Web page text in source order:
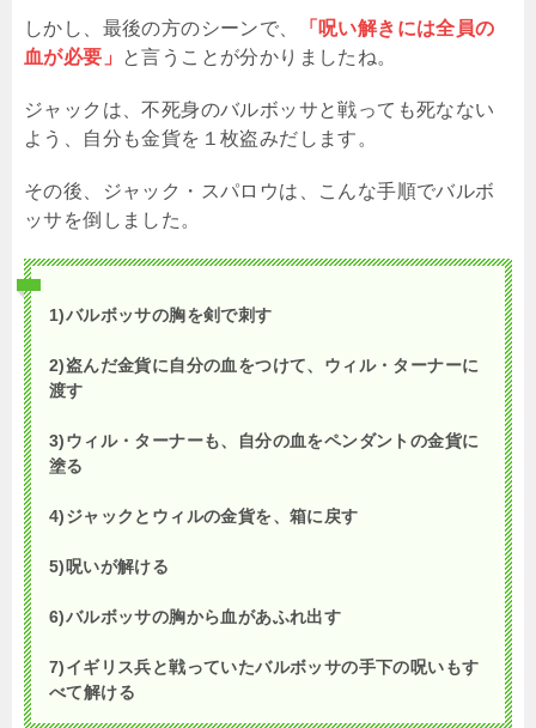
しかし、最後の方のシーンで、
「呪い解きには全員の
血が必要」
と言うことが分かりましたね。
ジャックは、不死身のバルボッサと戦っても死なない
よう、自分も金貨を１枚盗みだします。
その後、ジャック・スパロウは、こんな手順でバルボ
ッサを倒しました。
1)バルボッサの胸を剣で刺す
2)盗んだ金貨に自分の血をつけて、ウィル・ターナーに
渡す
3)ウィル・ターナーも、自分の血をペンダントの金貨に
塗る
4)ジャックとウィルの金貨を、箱に戻す
5)呪いが解ける
6)バルボッサの胸から血があふれ出す
7)イギリス兵と戦っていたバルボッサの手下の呪いもす
べて解ける